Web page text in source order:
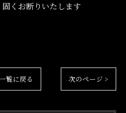
くお断りいたします
覧に戻る 次のページ >